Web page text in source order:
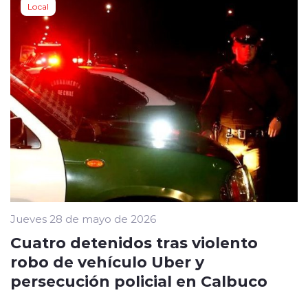
Local
Jueves 28 de mayo de 2026
Cuatro detenidos tras violento
robo de vehículo Uber y
persecución policial en Calbuco